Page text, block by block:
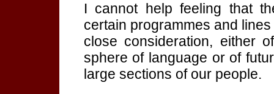
I cannot help feeling that
certain programmes and
close consideration, either
sphere of language or of
large sections of our people.